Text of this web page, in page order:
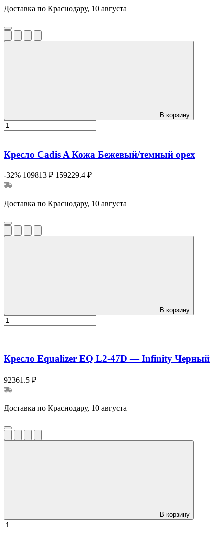
Доставка по Краснодару, 10 августа
В корзину
Кресло Cadis A Кожа Бежевый/темный орех
-32% 109813 ₽ 159229.4 ₽
Доставка по Краснодару, 10 августа
В корзину
Кресло Equalizer EQ L2-47D — Infinity Черный
92361.5 ₽
Доставка по Краснодару, 10 августа
В корзину